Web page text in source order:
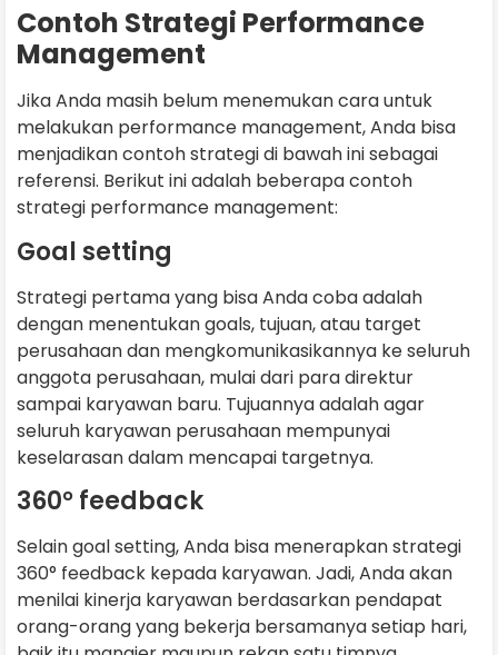
Contoh Strategi Performance
Management
Jika Anda masih belum menemukan cara untuk
melakukan performance management, Anda bisa
menjadikan contoh strategi di bawah ini sebagai
referensi. Berikut ini adalah beberapa contoh
strategi performance management:
Goal setting
Strategi pertama yang bisa Anda coba adalah
dengan menentukan goals, tujuan, atau target
perusahaan dan mengkomunikasikannya ke seluruh
anggota perusahaan, mulai dari para direktur
sampai karyawan baru. Tujuannya adalah agar
seluruh karyawan perusahaan mempunyai
keselarasan dalam mencapai targetnya.
360° feedback
Selain goal setting, Anda bisa menerapkan strategi
360° feedback kepada karyawan. Jadi, Anda akan
menilai kinerja karyawan berdasarkan pendapat
orang-orang yang bekerja bersamanya setiap hari,